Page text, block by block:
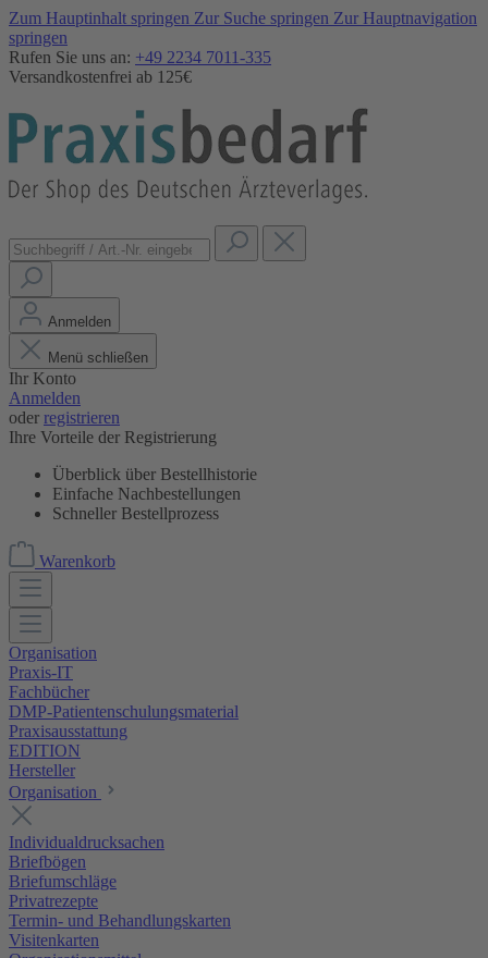
Zum Hauptinhalt springen Zur Suche springen Zur Hauptnavigation
springen
Rufen Sie uns an: +49 2234 7011-335
Versandkostenfrei ab 125€
Anmelden
Menü schließen
Ihr Konto
Anmelden
oder registrieren
Ihre Vorteile der Registrierung
Überblick über Bestellhistorie
Einfache Nachbestellungen
Schneller Bestellprozess
Warenkorb
Organisation
Praxis-IT
Fachbücher
DMP-Patientenschulungsmaterial
Praxisausstattung
EDITION
Hersteller
Organisation
Individualdrucksachen
Briefbögen
Briefumschläge
Privatrezepte
Termin- und Behandlungskarten
Visitenkarten